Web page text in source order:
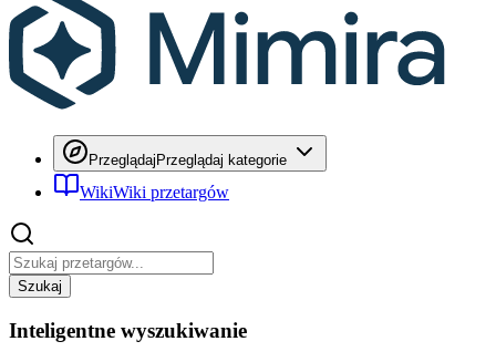
Przeglądaj Przeglądaj kategorie
WikiWiki przetargów
Szukaj
Inteligentne wyszukiwanie